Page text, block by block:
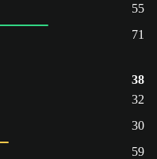
55
71
38
32
30
59